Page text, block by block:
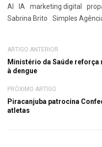
AI
IA marketing digital
Sabrina Brito
Simples
ARTIGO ANTERIOR
Ministério da Saúde
à dengue
PRÓXIMO ARTIGO
Piracanjuba patrocina
atletas